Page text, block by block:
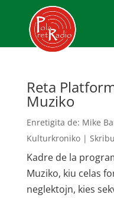
Reta
Muziko
Enretigita de: Mike
Kulturkroniko|
Kadre de la
Muziko, kiu celas
neglektojn, kies